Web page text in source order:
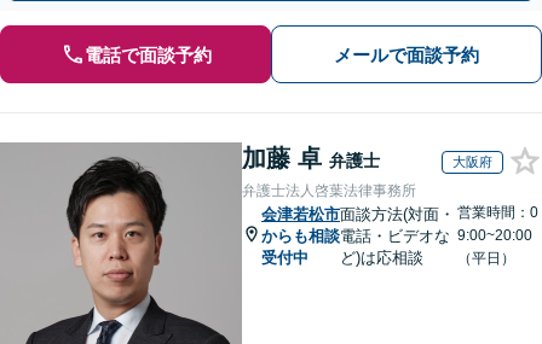
電話で面談予約 メールで面談予約
加藤 卓 弁護士 大阪府
弁護士法人啓葉法律事務所
会津若松市
からも相談
受付中
面談方法(対面・
電話・ビデオな
ど)は応相談
営業時間：0
9:00~20:00
（平日）